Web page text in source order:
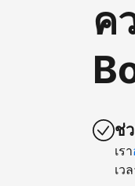
ค
ช่
เรา
เว